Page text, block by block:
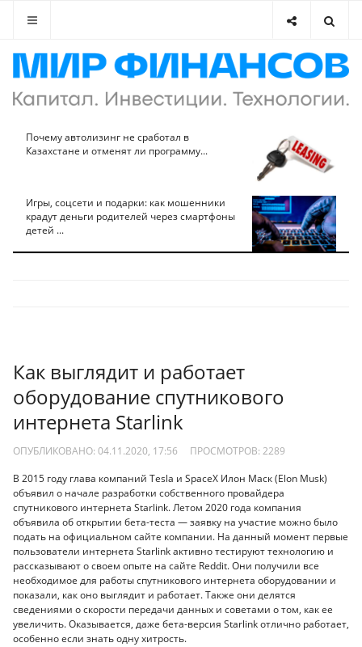
Почему автолизинг не сработал в
Казахстане и отменят ли программу...
Игры, соцсети и подарки: как мошенники
крадут деньги родителей через смартфоны
детей ...
Как выглядит и работает
оборудование спутникового
интернета Starlink
ОПУБЛИКОВАНО: 04.11.2020, 17:56 ПРОСМОТРОВ: 2289
В 2015 году глава компаний Tesla и SpaceX Илон Маск (Elon Musk)
объявил о начале разработки собственного провайдера
спутникового интернета Starlink. Летом 2020 года компания
объявила об открытии бета-теста — заявку на участие можно было
подать на официальном сайте компании. На данный момент первые
пользователи интернета Starlink активно тестируют технологию и
рассказывают о своем опыте на сайте Reddit. Они получили все
необходимое для работы спутникового интернета оборудовании и
показали, как оно выглядит и работает. Также они делятся
сведениями о скорости передачи данных и советами о том, как ее
увеличить. Оказывается, даже бета-версия Starlink отлично работает,
особенно если знать одну хитрость.